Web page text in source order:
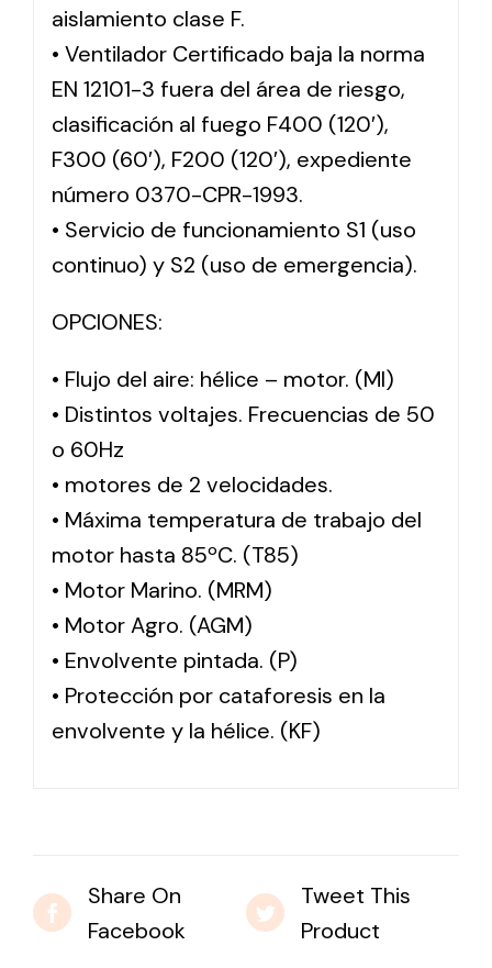
aislamiento clase F.
• Ventilador Certificado baja la norma
EN 12101-3 fuera del área de riesgo,
clasificación al fuego F400 (120′),
F300 (60′), F200 (120′), expediente
número 0370-CPR-1993.
• Servicio de funcionamiento S1 (uso
continuo) y S2 (uso de emergencia).
OPCIONES:
• Flujo del aire: hélice – motor. (MI)
• Distintos voltajes. Frecuencias de 50
o 60Hz
• motores de 2 velocidades.
• Máxima temperatura de trabajo del
motor hasta 85ºC. (T85)
• Motor Marino. (MRM)
• Motor Agro. (AGM)
• Envolvente pintada. (P)
• Protección por cataforesis en la
envolvente y la hélice. (KF)
Share On
Facebook
Tweet This
Product